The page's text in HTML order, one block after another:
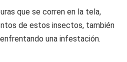
que se corren en la tela,
de estos insectos, también
una infestación.